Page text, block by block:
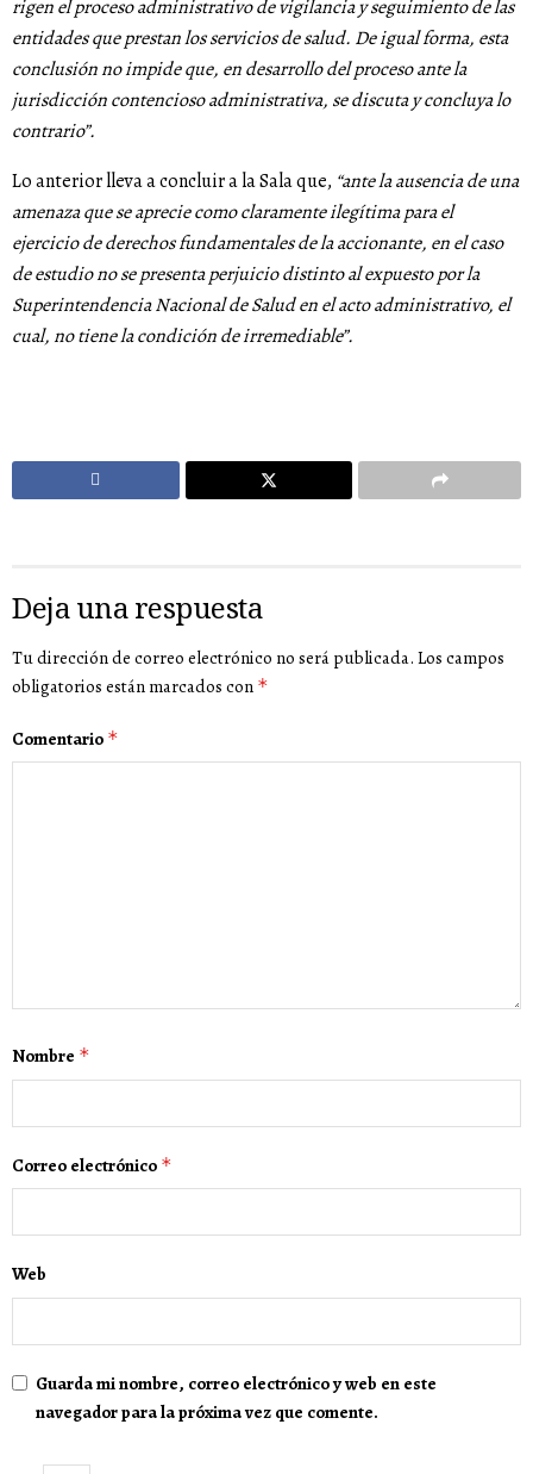
rigen el proceso administrativo de vigilancia y seguimiento de las
entidades que prestan los servicios de salud. De igual forma, esta
conclusión no impide que, en desarrollo del proceso ante la
jurisdicción contencioso administrativa, se discuta y concluya lo
contrario”.
Lo anterior lleva a concluir a la Sala que, “ante la ausencia de una
amenaza que se aprecie como claramente ilegítima para el
ejercicio de derechos fundamentales de la accionante, en el caso
de estudio no se presenta perjuicio distinto al expuesto por la
Superintendencia Nacional de Salud en el acto administrativo, el
cual, no tiene la condición de irremediable”.
Deja una respuesta
Tu dirección de correo electrónico no será publicada. Los campos
obligatorios están marcados con *
Comentario *
Nombre *
Correo electrónico *
Web
Guarda mi nombre, correo electrónico y web en este
navegador para la próxima vez que comente.